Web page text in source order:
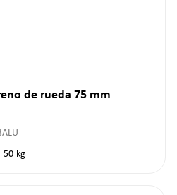
de rueda 75 mm
50 kg